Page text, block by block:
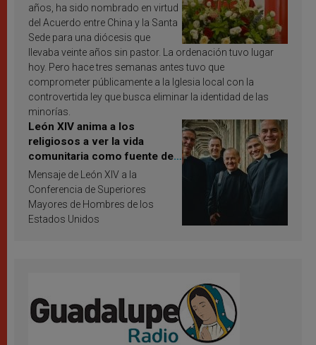
años, ha sido nombrado en virtud
del Acuerdo entre China y la Santa
Sede para una diócesis que
llevaba veinte años sin pastor. La ordenación tuvo lugar
hoy. Pero hace tres semanas antes tuvo que
comprometer públicamente a la Iglesia local con la
controvertida ley que busca eliminar la identidad de las
minorías.
León XIV anima a los
religiosos a ver la vida
comunitaria como fuente de
inspiración y santificación
Mensaje de León XIV a la
Conferencia de Superiores
Mayores de Hombres de los
Estados Unidos